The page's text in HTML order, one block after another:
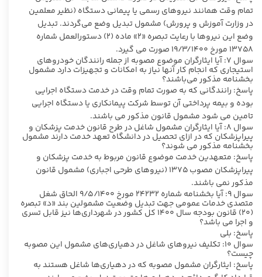
تمام وقت همانند نیروهای رسمی یا پیمانی دستگاه (نظیر معلمین
در وزارت آموزش و پرورش) مشمول تبدیل وضع می‌گردند. تبدیل
وضع این نیروها با رعایت تبصره «۲» ماده (۲) دستورالعمل شماره
۱۳۷۵۸ مورخ ۱۹/۳/۱۴۰۰ صورت می گیرد.
سوال ۷: آیا ایثارگران موضوع مصوبه از جمله رانندگان خودروهای
استیجاری که انجام کار آنها نیاز به امکانات و تجهیزات دارد مشمول
بخشنامه مذکور می‌باشند؟
پاسخ: رانندگانی که به صورت تمام وقت در خدمت دستگاه اجرایی
بوده و بیمه پرداختی آن توسط شرکت پیمانکاری یا دستگاه اجرایی
تامین می شود مشمول قانون مذکور می باشند.
سوال ۸: آیا ایثارگران مشمول شاغل در طرح قانون خدمت پزشکان و
پیراپزشکان که در ازای تحصیل در دانشگاه تعهد خدمت دارند مشمول
بخشنامه مذکور می شوند؟
پاسخ: متعهدین خدمت موضوع قانون مربوط به خدمت پزشکان و
پیراپزشکان مصوب ۱۳۷۵ (نیروهای طرحی اجباری) مشمول قانون
مذکور نمی باشند.
سوال ۹: آیا بخشنامه شماره ۲۴۲۳۲ مورخ ۹/۵/۱۴۰۰ الحاق شغل
متصدی خدمات عمومی جهت تبدیل وضعیت مشمولین بند «د» تبصره
(۲۰) قانون بودجه سال ۱۴۰۰ کل کشور در شهرداری‌ها نیز قابل تسری
و اجرا می باشد؟
پاسخ: بلی
سوال ۱۰: تکلیف نیروهای شاغل در دهیاری‌های مشمول این مصوبه
چیست؟
پاسخ: ایثارگران مشمول مصوبه که در دهیاری‌ها شاغل هستند به